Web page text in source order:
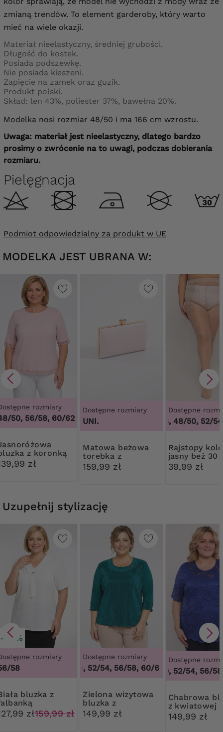
zmianą trendów. To element garderoby, który warto
mieć na wiele okazji.
Materiał nieelastyczny, średniej grubości.
Długość do kostek.
Posiada podszewkę.
Nie posiada kieszeni.
Zapięcie na zamek oraz guzik.
Produkt polski.
Skład: len 43%, poliester 37%, bawełna 20%.
Modelka nosi rozmiar 48/50 i ma 166 cm wzrostu.
Uwaga: materiał jest nieelastyczny, dlatego bardzo
prosimy o zwrócenie na to uwagi, podczas dobierania
rozmiaru.
Pielęgnacja
Podmiot odpowiedzialny za produkt w UE
MODELKA JEST UBRANA W:
rozmiary
50, 56/58, 60/62
z koronką
zł
Dostępne rozmiary
UNI.
Matowa beżowa
torebka z
ozdobnym
zapięciem
159,99 zł
Dostępne
44/46, 48/50, 52/
Rajstopy kolor
jasny beż 30
Ribessa
39,99 zł
Uzupełnij stylizację
-20%
rozmiary
58
z
zł159,99 zł
Dostępne rozmiary
48/50, 52/54, 56/58, 60/62, 48/50, 52/54,
Zielona wizytowa
bluzka z
plisowaniem
149,99 zł
Dostępne
48/50, 52/54, 56/58,
Chabrowa bluzka
z kwiatowej
koronki
149,99 zł